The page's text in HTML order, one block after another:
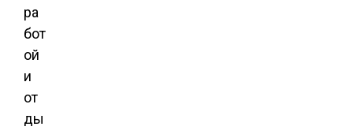
ра
бот
ой
и
от
ды